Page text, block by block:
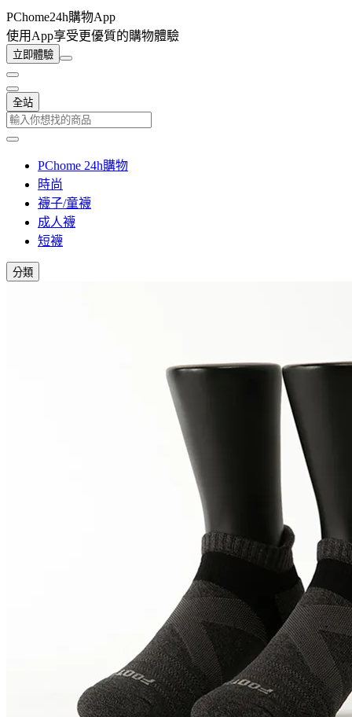
PChome24h購物App
使用App享受更優質的購物體驗
立即體驗
全站
PChome 24h購物
時尚
襪子/童襪
成人襪
短襪
分類